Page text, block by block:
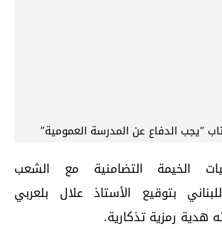
“يجب الدفاع عن المدرسة العمومية”
الخيمة التضامنية مع الشعب
بتوقيع الأستاذ علال بلعربي
هدية رمزية تذكارية.